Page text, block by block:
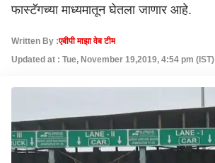
फास्टॅगच्या माध्यमातून घेतला जाणार आहे.
Written By :एबीपी माझा वेब टीम
Updated at : Tue, November 19,2019, 4:54 pm (IST)